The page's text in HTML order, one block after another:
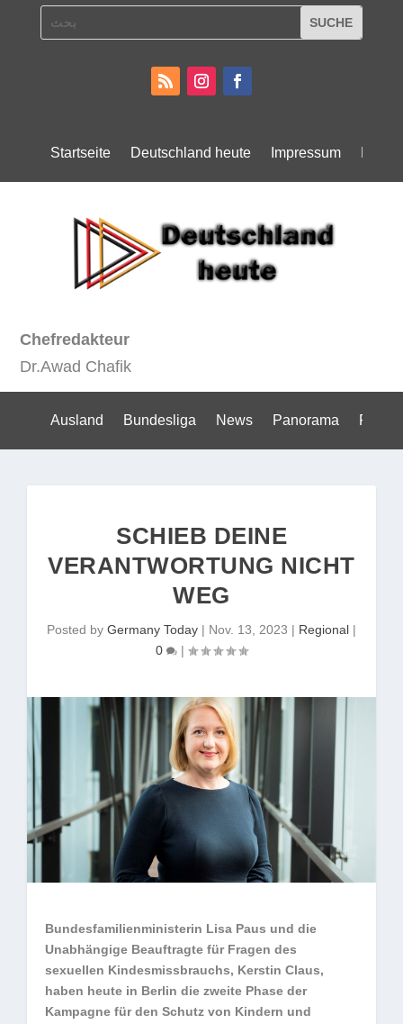
Startseite Deutschland heute Impressum
Chefredakteur
Dr.Awad Chafik
Ausland Bundesliga News Panorama Politik
SCHIEB DEINE
VERANTWORTUNG NICHT
WEG
Posted by Germany Today | Nov. 13, 2023 | Regional |
0
|
Bundesfamilienministerin Lisa Paus und die
Unabhängige Beauftragte für Fragen des
sexuellen Kindesmissbrauchs, Kerstin Claus,
haben heute in Berlin die zweite Phase der
Kampagne für den Schutz von Kindern und